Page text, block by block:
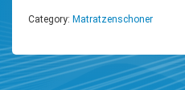
Category: Matratzenschoner